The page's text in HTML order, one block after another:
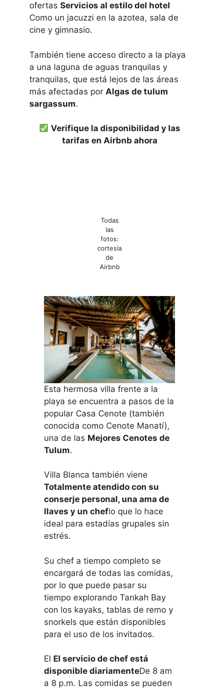
ofertas Servicios al estilo del hotel
Como un jacuzzi en la azotea, sala de
cine y gimnasio.
También tiene acceso directo a la playa
a una laguna de aguas tranquilas y
tranquilas, que está lejos de las áreas
más afectadas por Algas de tulum
sargassum.
Verifique la disponibilidad y las
tarifas en Airbnb ahora
Todas
las
fotos:
cortesía
de
Airbnb
Esta hermosa villa frente a la
playa se encuentra a pasos de la
popular Casa Cenote (también
conocida como Cenote Manatí),
una de las Mejores Cenotes de
Tulum.
Villa Blanca también viene
Totalmente atendido con su
conserje personal, una ama de
llaves y un cheflo que lo hace
ideal para estadías grupales sin
estrés.
Su chef a tiempo completo se
encargará de todas las comidas,
por lo que puede pasar su
tiempo explorando Tankah Bay
con los kayaks, tablas de remo y
snorkels que están disponibles
para el uso de los invitados.
El El servicio de chef está
disponible diariamenteDe 8 am
a 8 p.m. Las comidas se pueden